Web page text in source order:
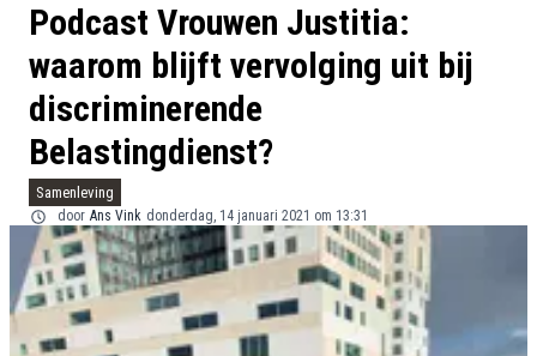
Podcast Vrouwen Justitia:
waarom blijft vervolging uit bij
discriminerende
Belastingdienst?
Samenleving
door Ans Vink donderdag, 14 januari 2021 om 13:31